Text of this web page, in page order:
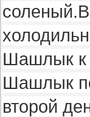
Шашлык к
Шашлык
второй